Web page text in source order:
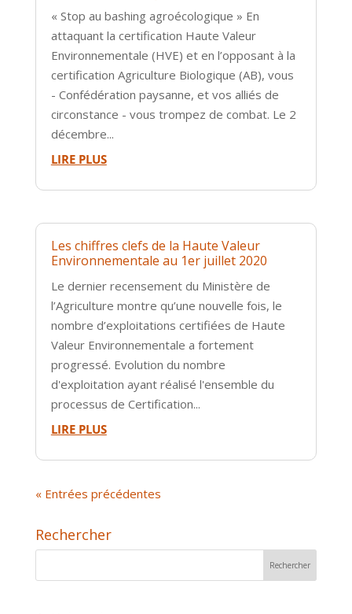
« Stop au bashing agroécologique » En
attaquant la certification Haute Valeur
Environnementale (HVE) et en l’opposant à la
certification Agriculture Biologique (AB), vous
- Confédération paysanne, et vos alliés de
circonstance - vous trompez de combat. Le 2
décembre...
LIRE PLUS
Les chiffres clefs de la Haute Valeur
Environnementale au 1er juillet 2020
Le dernier recensement du Ministère de
l’Agriculture montre qu’une nouvelle fois, le
nombre d’exploitations certifiées de Haute
Valeur Environnementale a fortement
progressé. Evolution du nombre
d'exploitation ayant réalisé l'ensemble du
processus de Certification...
LIRE PLUS
« Entrées précédentes
Rechercher